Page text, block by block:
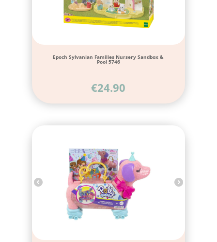
Epoch Sylvanian Families Nursery Sandbox &
Pool 5746
€24.90